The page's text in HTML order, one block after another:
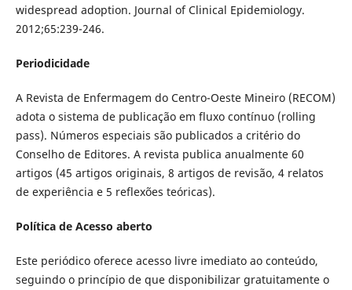
widespread adoption. Journal of Clinical Epidemiology.
2012;65:239-246.
Periodicidade
A Revista de Enfermagem do Centro-Oeste Mineiro (RECOM)
adota o sistema de publicação em fluxo contínuo (rolling
pass). Números especiais são publicados a critério do
Conselho de Editores. A revista publica anualmente 60
artigos (45 artigos originais, 8 artigos de revisão, 4 relatos
de experiência e 5 reflexões teóricas).
Política de Acesso aberto
Este periódico oferece acesso livre imediato ao conteúdo,
seguindo o princípio de que disponibilizar gratuitamente o